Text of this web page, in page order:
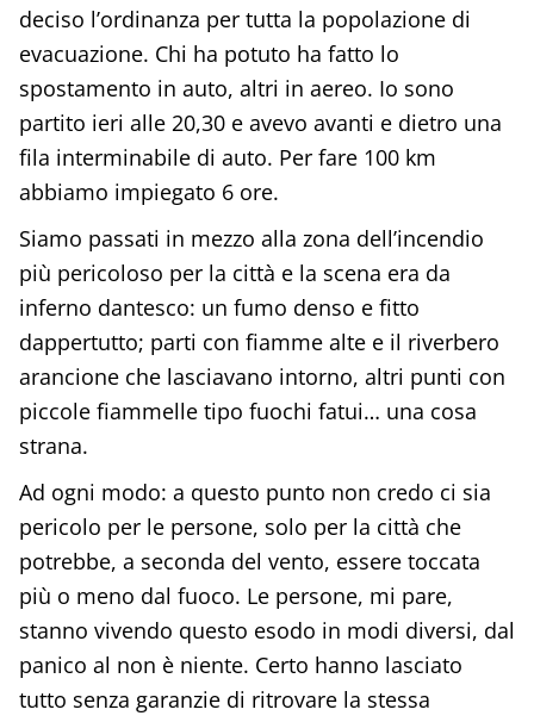
deciso l’ordinanza per tutta la popolazione di
evacuazione. Chi ha potuto ha fatto lo
spostamento in auto, altri in aereo. Io sono
partito ieri alle 20,30 e avevo avanti e dietro una
fila interminabile di auto. Per fare 100 km
abbiamo impiegato 6 ore.
Siamo passati in mezzo alla zona dell’incendio
più pericoloso per la città e la scena era da
inferno dantesco: un fumo denso e fitto
dappertutto; parti con fiamme alte e il riverbero
arancione che lasciavano intorno, altri punti con
piccole fiammelle tipo fuochi fatui… una cosa
strana.
Ad ogni modo: a questo punto non credo ci sia
pericolo per le persone, solo per la città che
potrebbe, a seconda del vento, essere toccata
più o meno dal fuoco. Le persone, mi pare,
stanno vivendo questo esodo in modi diversi, dal
panico al non è niente. Certo hanno lasciato
tutto senza garanzie di ritrovare la stessa